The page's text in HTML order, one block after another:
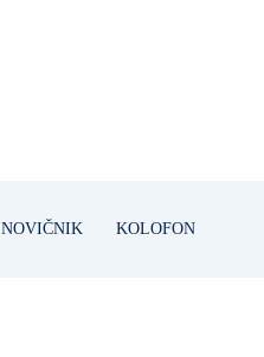
NOVIČNIK KOLOFON